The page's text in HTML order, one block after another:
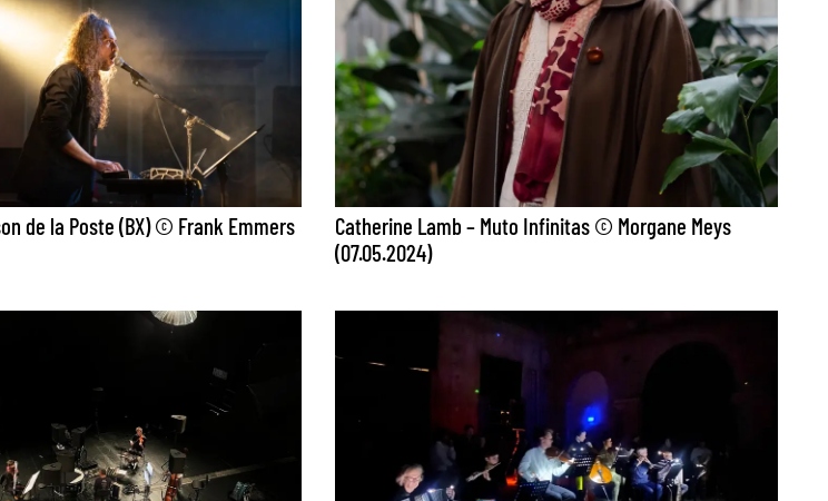
de la Poste (BX) © Frank Emmers
Catherine Lamb – Muto Infinitas © Morgane Meys
(07.05.2024)